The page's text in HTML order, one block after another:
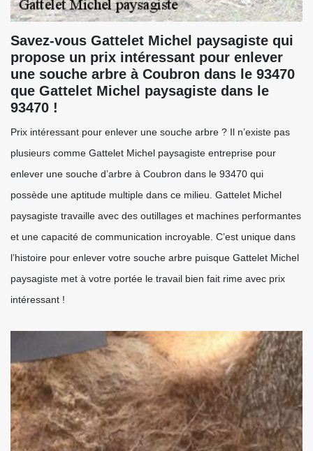
Savez-vous Gattelet Michel paysagiste qui
propose un prix intéressant pour enlever
une souche arbre à Coubron dans le 93470
que Gattelet Michel paysagiste dans le
93470 !
Prix intéressant pour enlever une souche arbre ? Il n’existe pas
plusieurs comme Gattelet Michel paysagiste entreprise pour
enlever une souche d’arbre à Coubron dans le 93470 qui
possède une aptitude multiple dans ce milieu. Gattelet Michel
paysagiste travaille avec des outillages et machines performantes
et une capacité de communication incroyable. C’est unique dans
l’histoire pour enlever votre souche arbre puisque Gattelet Michel
paysagiste met à votre portée le travail bien fait rime avec prix
intéressant !